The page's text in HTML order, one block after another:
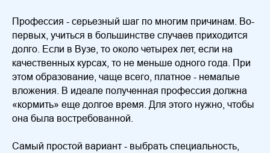
Профессия - серьезный шаг по многим причинам. Во-
первых, учиться в большинстве случаев приходится
долго. Если в Вузе, то около четырех лет, если на
качественных курсах, то не меньше одного года. При
этом образование, чаще всего, платное - немалые
вложения. В идеале полученная профессия должна
«кормить» еще долгое время. Для этого нужно, чтобы
она была востребованной.
Самый простой вариант - выбрать специальность,